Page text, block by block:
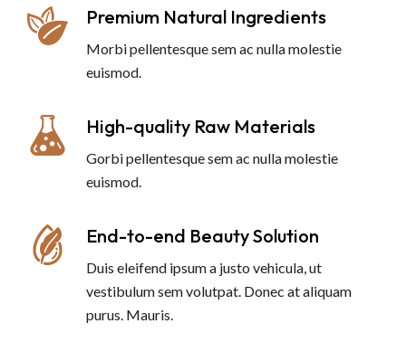
Premium Natural Ingredients
Morbi pellentesque sem ac nulla molestie
euismod.
High-quality Raw Materials
Gorbi pellentesque sem ac nulla molestie
euismod.
End-to-end Beauty Solution
Duis eleifend ipsum a justo vehicula, ut
vestibulum sem volutpat. Donec at aliquam
purus. Mauris.